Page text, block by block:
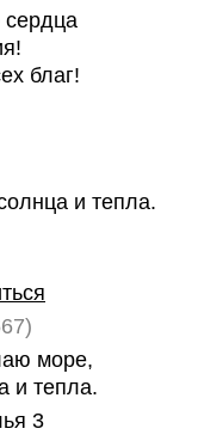
сердца
благ!
море,
и тепла.
3